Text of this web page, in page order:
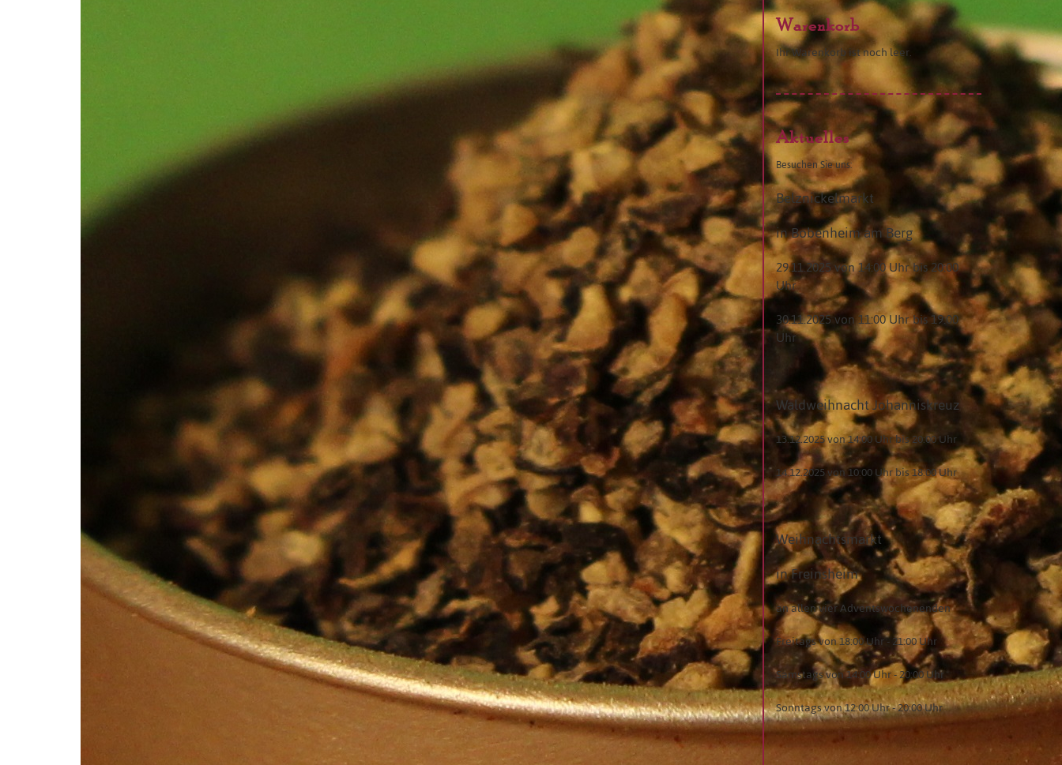
Warenkorb
Ihr Warenkorb ist noch leer.
Aktuelles
Besuchen Sie uns:
Belznickelmarkt
in Bobenheim am Berg
29.11.2025 von 14:00 Uhr bis 20:00
Uhr
30.11.2025 von 11:00 Uhr bis 19:00
Uhr
Waldweihnacht Johanniskreuz
13.12.2025 von 14:00 Uhr bis 20:00 Uhr
14.12.2025 von 10:00 Uhr bis 18:00 Uhr
Weihnachtsmarkt
in Freinsheim
an allen vier Adventswochenenden
Freitags von 18:00 Uhr - 21:00 Uhr
Samstags von 14:00 Uhr - 20:00 Uhr
Sonntags von 12:00 Uhr - 20:00 Uhr